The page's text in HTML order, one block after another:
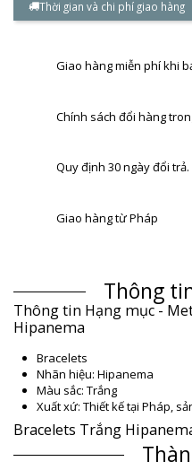
Thời gian và chi phí giao hàng
Giao hàng miễn phí khi
Chính sách đổi hàng
Quy định 30 ngày đổi trả.
Giao hàng từ Pháp
Thông
Thông tin Hạng mục -
Hipanema
Bracelets
Nhãn hiệu: Hipanema
Màu sắc: Trắng
Xuất xứ: Thiết kế tại Pháp,
Bracelets Trắng